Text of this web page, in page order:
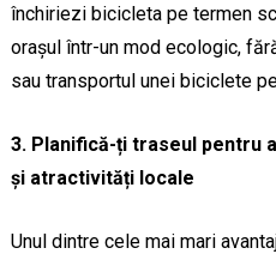
închiriezi bicicleta pe termen
orașul într-un mod ecologic,
sau transportul unei biciclete
3. Planifică-ți traseul pentru
și atractivități locale
Unul dintre cele mai mari